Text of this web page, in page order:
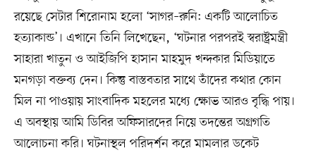
রয়েছে সেটার শিরোনাম হলো ‘সাগর–রুনি: একটি আলোচিত
হত্যাকান্ড’। এখানে তিনি লিখেছেন, ‘ঘটনার পরপরই স্বরাষ্ট্রমন্ত্রী
সাহারা খাতুন ও আইজিপি হাসান মাহমুদ খন্দকার মিডিয়াতে
মনগড়া বক্তব্য দেন। কিন্তু বাস্তবতার সাথে তাঁদের কথার কোন
মিল না পাওয়ায় সাংবাদিক মহলের মধ্যে ক্ষোভ আরও বৃদ্ধি পায়।
এ অবস্থায় আমি ডিবির অফিসারদের নিয়ে তদন্তের অগ্রগতি
আলোচনা করি। ঘটনাস্থল পরিদর্শন করে মামলার ডকেট